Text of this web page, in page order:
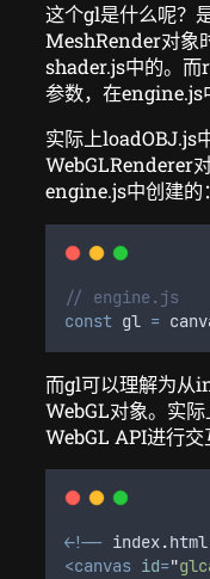
这个gl是什么呢？
MeshRender对象
shader.js中的。
参数，在engine.js
实际上loadOBJ.js
WebGLRenderer
engine.js中创建的：
// engine.js
const gl =
而gl可以理解为从
WebGL对象。实
WebGL API进行交
<!-- index.html
<canvas id="